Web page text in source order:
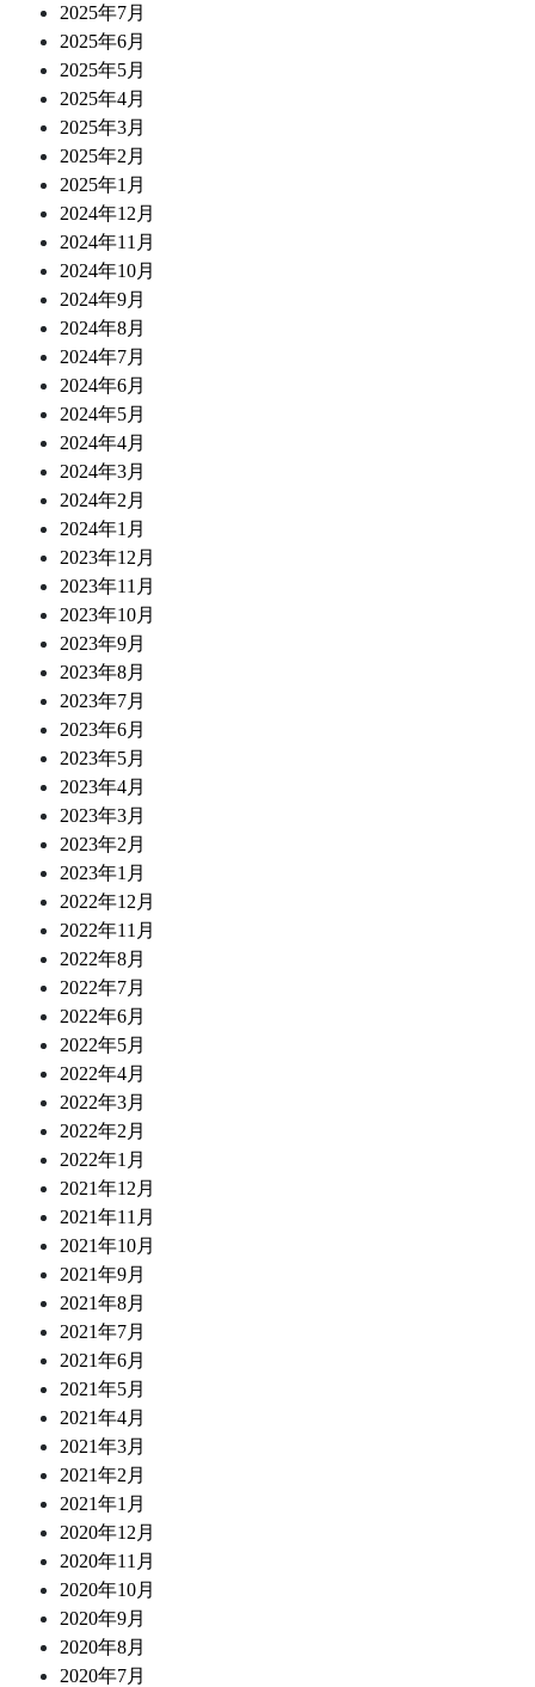
2025年7月
2025年6月
2025年5月
2025年4月
2025年3月
2025年2月
2025年1月
2024年12月
2024年11月
2024年10月
2024年9月
2024年8月
2024年7月
2024年6月
2024年5月
2024年4月
2024年3月
2024年2月
2024年1月
2023年12月
2023年11月
2023年10月
2023年9月
2023年8月
2023年7月
2023年6月
2023年5月
2023年4月
2023年3月
2023年2月
2023年1月
2022年12月
2022年11月
2022年8月
2022年7月
2022年6月
2022年5月
2022年4月
2022年3月
2022年2月
2022年1月
2021年12月
2021年11月
2021年10月
2021年9月
2021年8月
2021年7月
2021年6月
2021年5月
2021年4月
2021年3月
2021年2月
2021年1月
2020年12月
2020年11月
2020年10月
2020年9月
2020年8月
2020年7月